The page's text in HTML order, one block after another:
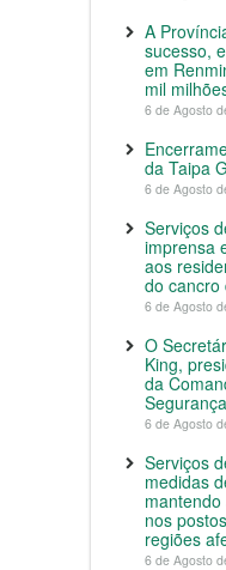
A
sucesso,
em
mil
6 de Agosto
da Taipa
6 de Agosto
Serviços
imprensa
aos
do cancro
6 de Agosto
O
King,
da
6 de Agosto
Serviços
medidas
nos
regiões
6 de Agosto